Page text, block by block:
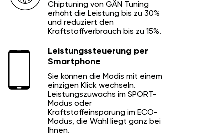
Chiptuning von GÄN Tuning
erhöht die Leistung bis zu 30%
und reduziert den
Kraftstoffverbrauch bis zu 15%.
Leistungssteuerung per
Smartphone
Sie können die Modis mit einem
einzigen Klick wechseln.
Leistungszuwachs im SPORT-
Modus oder
Kraftstoffeinsparung im ECO-
Modus, die Wahl liegt ganz bei
Ihnen.